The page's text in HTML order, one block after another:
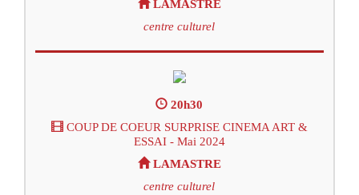
LAMASTRE
centre culturel
20h30
COUP DE COEUR SURPRISE CINEMA ART &
ESSAI - Mai 2024
LAMASTRE
centre culturel